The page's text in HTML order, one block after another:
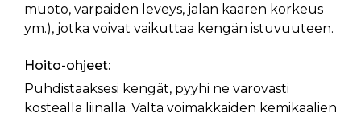
muoto, varpaiden leveys, jalan kaaren korkeus
ym.), jotka voivat vaikuttaa kengän istuvuuteen.
Hoito-ohjeet:
Puhdistaaksesi kengät, pyyhi ne varovasti
kostealla liinalla. Vältä voimakkaiden kemikaalien